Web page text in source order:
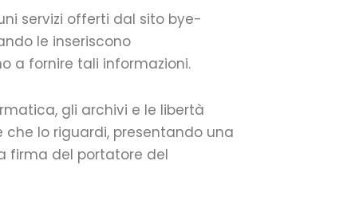
servizi offerti dal sito bye-
le inseriscono
a fornire tali informazioni.
gli archivi e le libertà
lo riguardi, presentando una
firma del portatore del